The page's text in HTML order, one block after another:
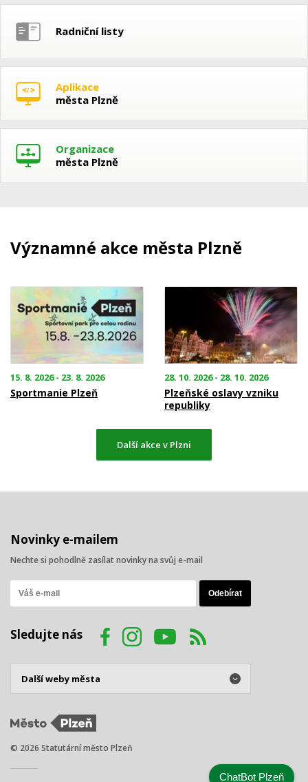
Radniční listy
Aplikace
města Plzně
Organizace
města Plzně
Významné akce města Plzně
15. 8. 2026 - 23. 8. 2026
Sportmanie Plzeň
28. 10. 2026 - 28. 10. 2026
Plzeňské oslavy vzniku
republiky
Další akce v Plzni
Novinky e-mailem
Nechte si pohodlně zasílat novinky na svůj e-mail
Sledujte nás
© 2026 Statutární město Plzeň
ChatBot Plzeň